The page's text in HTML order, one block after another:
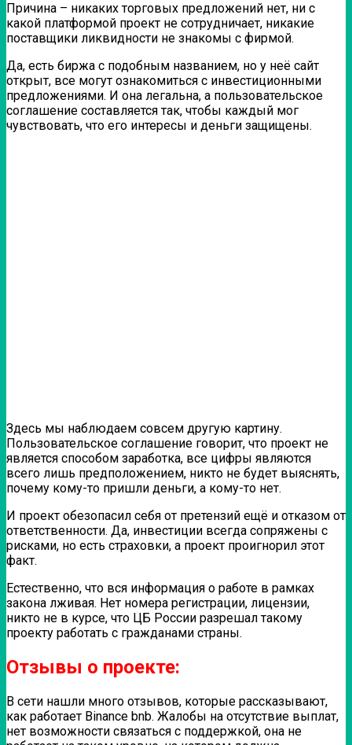
Причина – никаких торговых предложений нет, ни с
какой платформой проект не сотрудничает, никакие
поставщики ликвидности не знакомы с фирмой.
Да, есть биржа с подобным названием, но у неё сайт
открыт, все могут ознакомиться с инвестиционными
предложениями. И она легальна, а пользовательское
соглашение составляется так, чтобы каждый мог
чувствовать, что его интересы и деньги защищены.
Здесь мы наблюдаем совсем другую картину.
Пользовательское соглашение говорит, что проект не
является способом заработка, все цифры являются
всего лишь предположением, никто не будет выяснять,
почему кому-то пришли деньги, а кому-то нет.
И проект обезопасил себя от претензий ещё и отказом от
ответственности. Да, инвестиции всегда сопряжены с
рисками, но есть страховки, а проект проигнорил этот
факт.
Естественно, что вся информация о работе в рамках
закона лживая. Нет номера регистрации, лицензии,
никто не в курсе, что ЦБ России разрешал такому
проекту работать с гражданами страны.
Отзывы о проекте:
В сети нашли много отзывов, которые рассказывают,
как работает Binance bnb. Жалобы на отсутствие выплат,
нет возможности связаться с поддержкой, она не